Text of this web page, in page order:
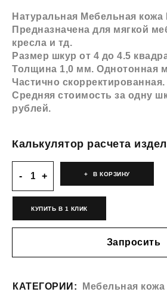
Натуральная Мебельная
Предназначена для мягкой
кресла и тд.
Размер шкур от 4 до 4.5
Толщина 1,0 мм. Однотонная
Частично скорректированная.
Средняя стоимость за одну
рублей.
Калькулятор расчета
В КОРЗИНУ
КУПИТЬ В 1 КЛИК
Запросить
КАТЕГОРИИ:
Мебельная